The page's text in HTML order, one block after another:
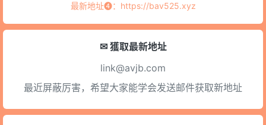
最新地址➍： https://bav525.xyz
✉ 獲取最新地址
link@avjb.com
最近屏蔽厉害，希望大家能学会发送邮件获取新地址